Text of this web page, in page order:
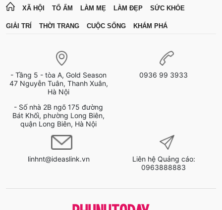
XÃ HỘI TỔ ẤM LÀM MẸ LÀM ĐẸP SỨC KHỎE
GIẢI TRÍ THỜI TRANG CUỘC SỐNG KHÁM PHÁ
- Tầng 5 - tòa A, Gold Season
47 Nguyễn Tuân, Thanh Xuân,
Hà Nội
- Số nhà 2B ngõ 175 đường
Bát Khối, phường Long Biên,
quận Long Biên, Hà Nội
0936 99 3933
linhnt@ideaslink.vn
Liên hệ Quảng cáo:
0963888883